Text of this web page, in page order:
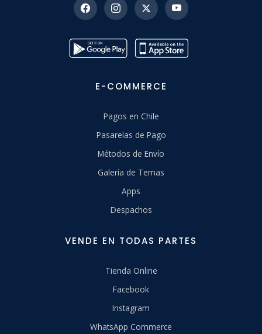
E-COMMERCE
Pagos en Chile
Pasarelas de Pago
Métodos de Envío
Galería de Temas
Apps
Despachos
VENDE EN TODAS PARTES
Tienda Online
Facebook
Instagram
WhatsApp Commerce